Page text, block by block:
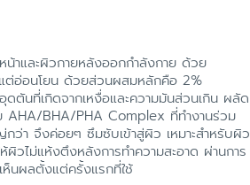
น้าและผิวกายหลังออกกำลังกาย ด้วย
แต่อ่อนโยน ด้วยส่วนผสมหลักคือ 2%
ตันที่เกิดจากเหงื่อและความมันส่วนเกิน ผลัด
AHA/BHA/PHA Complex ที่ทำงานร่วม
ว่า จึงค่อยๆ ซึมซับเข้าสู่ผิว เหมาะสำหรับผิว
วไม่แห้งตึงหลังการทำความสะอาด ผ่านการ
นผลตั้งแต่ครั้งแรกที่ใช้